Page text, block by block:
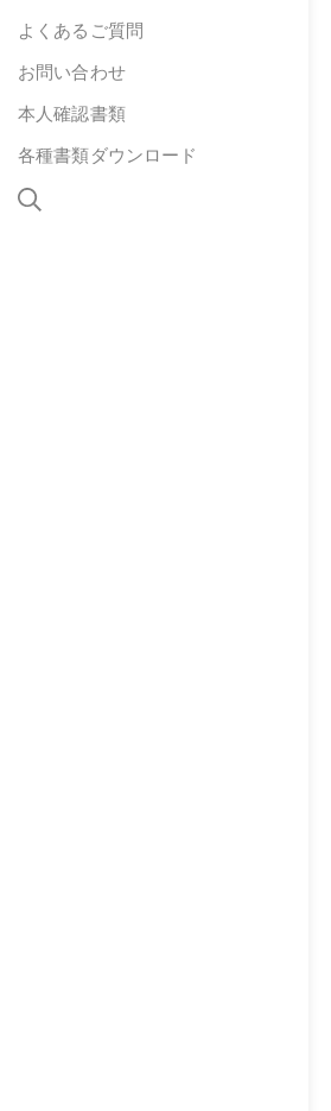
よくあるご質問
お問い合わせ
本人確認書類
各種書類ダウンロード